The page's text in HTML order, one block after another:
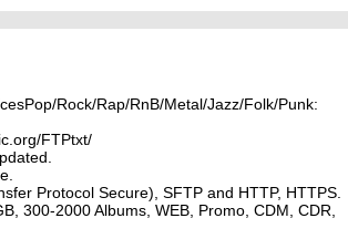
Rock/Rap/RnB/Metal/Jazz/Folk/Punk:
FTPtxt/
Protocol Secure), SFTP and HTTP, HTTPS.
300-2000 Albums, WEB, Promo, CDM, CDR,